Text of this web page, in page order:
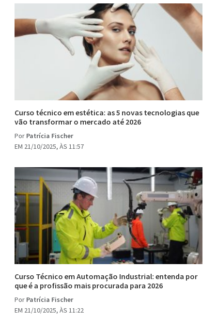
Curso técnico em estética: as 5 novas tecnologias que
vão transformar o mercado até 2026
Por Patrícia Fischer
EM 21/10/2025, ÀS 11:57
Curso Técnico em Automação Industrial: entenda por
que é a profissão mais procurada para 2026
Por Patrícia Fischer
EM 21/10/2025, ÀS 11:22